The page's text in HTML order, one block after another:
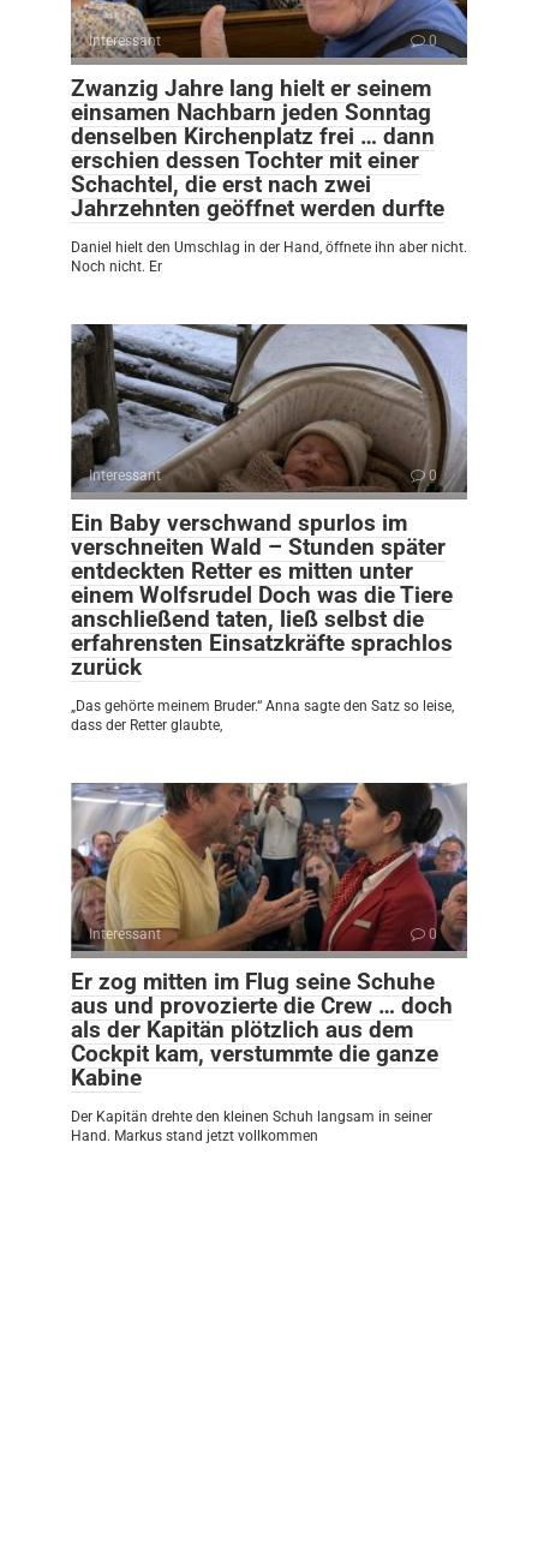
Interessant 0
Zwanzig Jahre lang hielt er seinem
einsamen Nachbarn jeden Sonntag
denselben Kirchenplatz frei … dann
erschien dessen Tochter mit einer
Schachtel, die erst nach zwei
Jahrzehnten geöffnet werden durfte
Daniel hielt den Umschlag in der Hand, öffnete ihn aber nicht.
Noch nicht. Er
Interessant 0
Ein Baby verschwand spurlos im
verschneiten Wald – Stunden später
entdeckten Retter es mitten unter
einem Wolfsrudel Doch was die Tiere
anschließend taten, ließ selbst die
erfahrensten Einsatzkräfte sprachlos
zurück
„Das gehörte meinem Bruder.“ Anna sagte den Satz so leise,
dass der Retter glaubte,
Interessant 0
Er zog mitten im Flug seine Schuhe
aus und provozierte die Crew … doch
als der Kapitän plötzlich aus dem
Cockpit kam, verstummte die ganze
Kabine
Der Kapitän drehte den kleinen Schuh langsam in seiner
Hand. Markus stand jetzt vollkommen